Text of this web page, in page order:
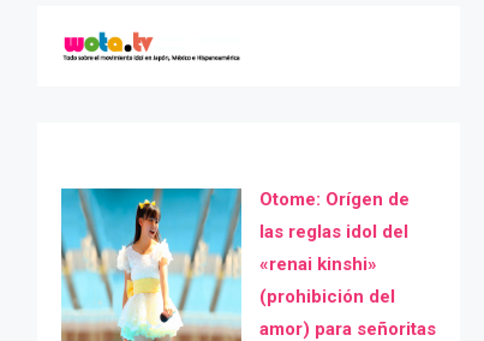
Otome: Orígen de
las reglas idol del
«renai kinshi»
(prohibición del
amor) para señoritas